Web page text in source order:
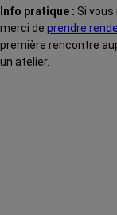
Info pratique : Si vous
merci de prendre
première rencontre
un atelier.